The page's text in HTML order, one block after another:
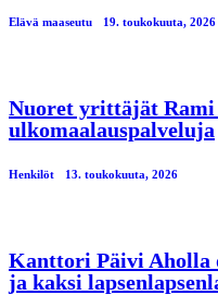
Elävä maaseutu 19. toukokuuta, 2026
Nuoret yrittäjät
ulkomaalauspalveluja
Henkilöt 13. toukokuuta, 2026
Kanttori Päivi Aholla
ja kaksi